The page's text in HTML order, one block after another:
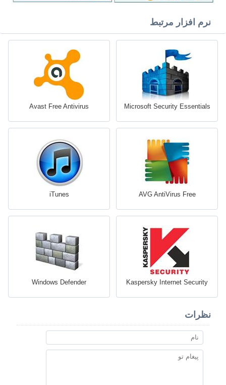
نرم افزار مرتبط
Microsoft Security Essentials
Avast Free Antivirus
AVG AntiVirus Free
iTunes
Kaspersky Internet Security
Windows Defender
نظرات